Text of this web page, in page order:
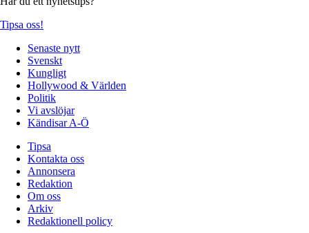
Tipsa oss!
Senaste nytt
Svenskt
Kungligt
Hollywood & Världen
Politik
Vi avslöjar
Kändisar A-Ö
Tipsa
Kontakta oss
Annonsera
Redaktion
Om oss
Arkiv
Redaktionell policy